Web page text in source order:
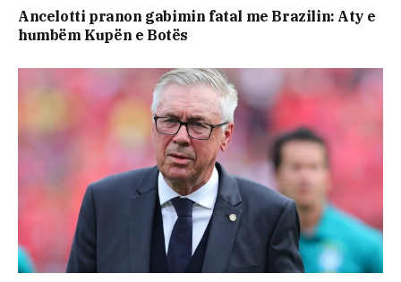
Ancelotti pranon gabimin fatal me Brazilin: Aty e
humbëm Kupën e Botës